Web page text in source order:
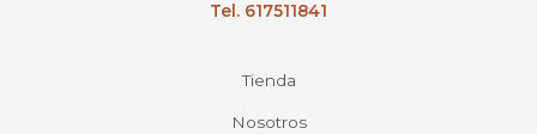
Tel. 617511841
Tienda
Nosotros